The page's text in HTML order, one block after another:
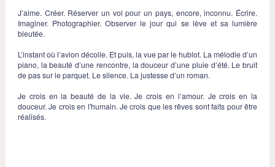
J’aime. Créer. Réserver un vol pour un pays, encore, inconnu. Écrire.
Imaginer. Photographier. Observer le jour qui se lève et sa lumière
bleutée.
L’instant où l’avion décolle. Et puis, la vue par le hublot. La mélodie d’un
piano, la beauté d’une rencontre, la douceur d’une pluie d’été. Le bruit
de pas sur le parquet. Le silence. La justesse d’un roman.
Je crois en la beauté de la vie. Je crois en l’amour. Je crois en la
douceur. Je crois en l'humain. Je crois que les rêves sont faits pour être
réalisés.